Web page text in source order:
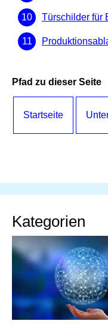
Türschilder für
Pfad zu dieser Seite
Startseite
Kategorien